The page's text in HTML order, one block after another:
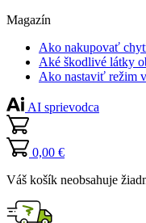
Magazín
Ako nakupovať
Aké škodlivé látky
Ako nastaviť režim
AI sprievodca
0,00 €
Váš košík neobsahuje